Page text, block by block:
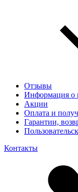
Отзывы
Информация о
Акции
Оплата и
Гарантии,
Контакты